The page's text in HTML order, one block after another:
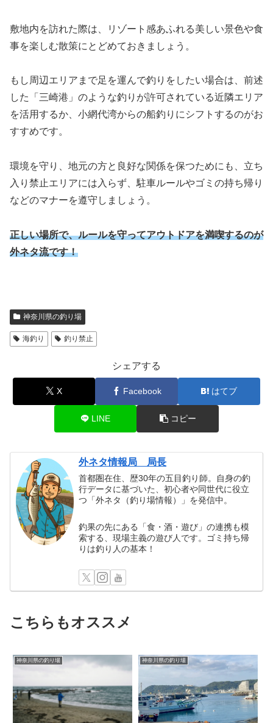
敷地内を訪れた際は、リゾート感あふれる美しい景色や食
事を楽しむ散策にとどめておきましょう。
もし周辺エリアまで足を運んで釣りをしたい場合は、前述
した「三崎港」のような釣りが許可されている近隣エリア
を活用するか、小網代湾からの船釣りにシフトするのがお
すすめです。
環境を守り、地元の方と良好な関係を保つためにも、立ち
入り禁止エリアには入らず、駐車ルールやゴミの持ち帰り
などのマナーを遵守しましょう。
正しい場所で、ルールを守ってアウトドアを満喫するのが
外ネタ流です！
神奈川県の釣り場
海釣り 釣り禁止
シェアする
X Facebook はてブ
LINE コピー
外ネタ情報局 局長
首都圏在住、歴30年の五目釣り師。自身の釣
行データに基づいた、初心者や同世代に役立
つ「外ネタ（釣り場情報）」を発信中。
釣果の先にある「食・酒・遊び」の連携も模
索する、現場主義の遊び人です。ゴミ持ち帰
りは釣り人の基本！
こちらもオススメ
神奈川県の釣り場 神奈川県の釣り場